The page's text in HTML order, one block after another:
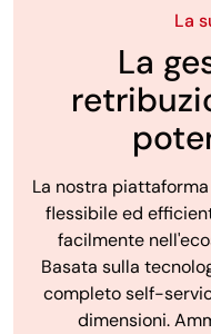
La
La
La nostra
flessibile ed
facilmente
Basata sulla
completo self-
dimensioni.